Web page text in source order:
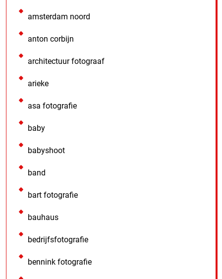
amsterdam noord
anton corbijn
architectuur fotograaf
arieke
asa fotografie
baby
babyshoot
band
bart fotografie
bauhaus
bedrijfsfotografie
bennink fotografie